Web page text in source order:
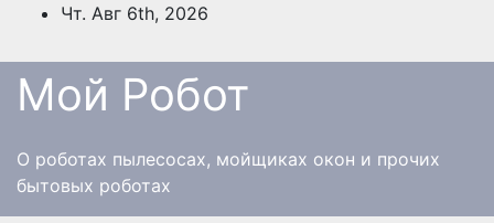
Перейти
содержимому
Чт. Авг 6th, 2026
Мой Робот
О роботах пылесосах, мойщиках окон и прочих
бытовых роботах